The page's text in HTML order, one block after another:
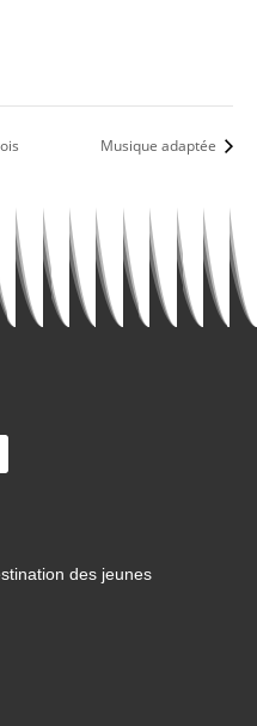
Musique adaptée
des jeunes